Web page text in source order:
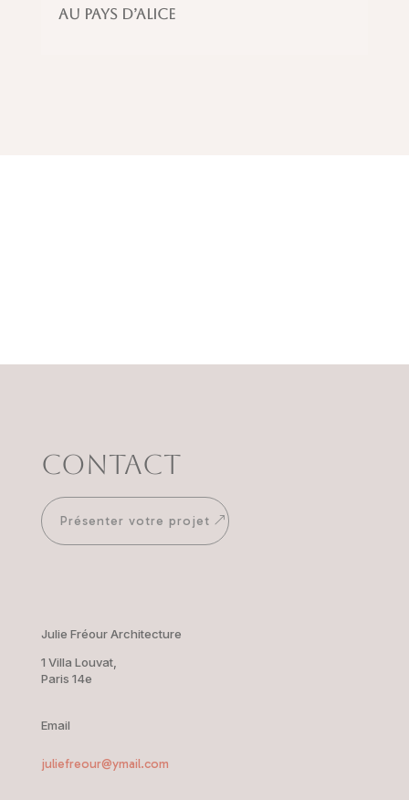
Au pays d’Alice
Contact
Présenter votre projet
Julie Fréour Architecture
1 Villa Louvat,
Paris 14e
Email
juliefreour@ymail.com